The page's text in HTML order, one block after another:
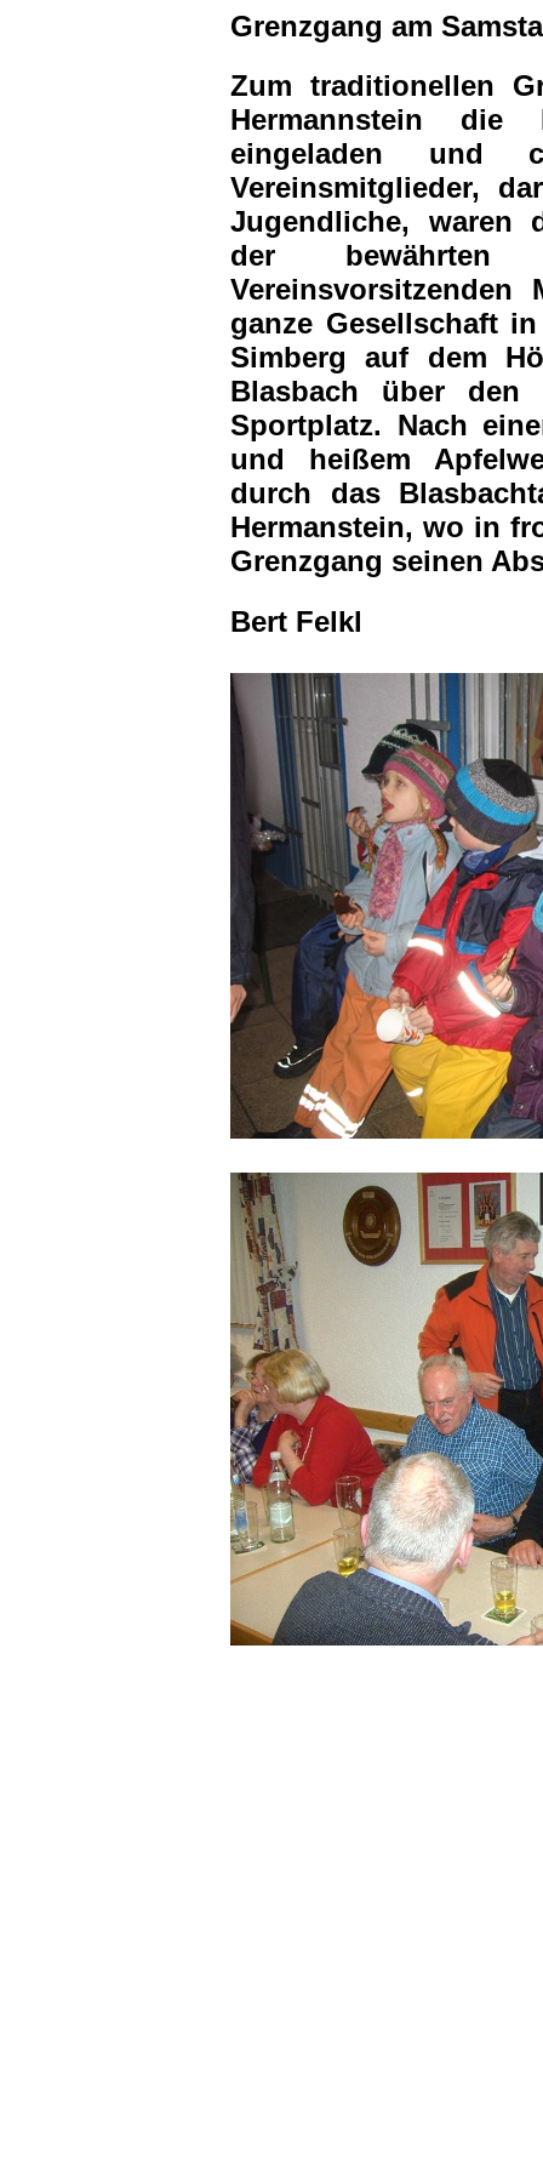
Grenzgang am
Zum traditionellen
Hermannstein die
eingeladen und
Vereinsmitglieder,
Jugendliche, waren
der
Vereinsvorsitzenden
ganze Gesellschaft
Simberg auf dem
Blasbach über den
Sportplatz. Nach
und heißem
durch das
Hermanstein, wo in
Grenzgang seinen
Bert Felkl